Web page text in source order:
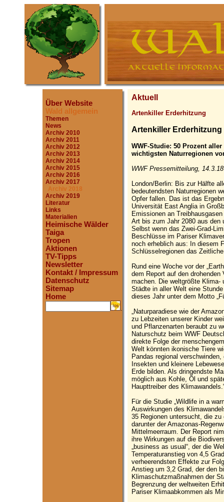
Über Website
Wald allgemein
Themen
News
Archiv 2010
Archiv 2011
Archiv 2012
Archiv 2013
Archiv 2014
Archiv 2015
Archiv 2016
Archiv 2017
Archiv 2018
Archiv 2019
Literatur
Links
Materialien
Heimische Wälder
Taiga
Tropen
Aktionen
TV-Tipps
Newsletter
Kontakt / Impressum
Datenschutz
Sitemap
Home
.
Aktuell
Artenkiller Erderhitzung
Artenkiller Erderhitzung
WWF-Studie: 50 Prozent
wichtigsten Naturregionen
WWF Pressemitteilung, 14.3.18
London/Berlin: Bis zur Hälfte
bedeutendsten Naturregionen
Opfer fallen. Das ist das
Universität East Anglia in
Emissionen an
Art bis zum Jahr 2080 aus den
Selbst wenn das Zwei-Grad-
Beschlüsse im Pariser
noch erheblich aus: In diesem
Schlüsselregionen das
Rund eine Woche vor der
dem Report auf den
machen. Die weltgrößte Klima-
Städte in aller Welt eine
dieses Jahr unter dem Motto
„Naturparadiese wie der
zu Lebzeiten unserer Kinder
und Pflanzenarten beraubt zu
Naturschutz beim WWF
direkte Folge der
Welt könnten ikonische Tiere
Pandas regional
Insekten und kleinere
Erde bilden. Als dringendste
möglich aus Kohle, Öl und
Haupttreiber des
Für die Studie „Wildlife in a
Auswirkungen des
35 Regionen untersucht, die
darunter der Amazonas-
Mittelmeerraum. Der Report
ihre Wirkungen auf die
„business as usual“, der die
Temperaturanstieg von 4,5
verheerendsten Effekte zur
Anstieg um 3,2 Grad, der den
Klimaschutzmaßnahmen der
Begrenzung der weltweiten
Pariser Klimaabkommen als